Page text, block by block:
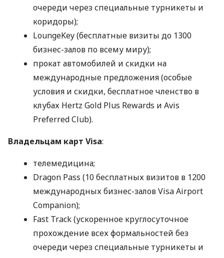
очереди через специальные турникеты и
коридоры);
LoungeKey (бесплатные визиты до 1300
бизнес-залов по всему миру);
прокат автомобилей и скидки на
международные предложения (особые
условия и скидки, бесплатное членство в
клубах Hertz Gold Plus Rewards и Avis
Preferred Club).
Владельцам карт Visa:
телемедицина;
Dragon Pass (10 бесплатных визитов в 1200
международных бизнес-залов Visa Airport
Companion);
Fast Track (ускоренное круглосуточное
прохождение всех формальностей без
очереди через специальные турникеты и